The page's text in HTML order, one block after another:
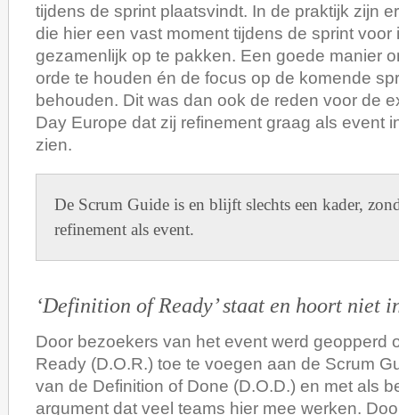
tijdens de sprint plaatsvindt. In de praktijk zijn
die hier een vast moment tijdens de sprint voor
gezamenlijk op te pakken. Een goede manier
orde te houden én de focus op de komende
behouden. Dit was dan ook de reden voor de
Day Europe dat zij refinement graag als event
zien.
De Scrum Guide is en blijft slechts een kader,
refinement als event.
‘Definition of Ready’ staat en hoort niet
Door bezoekers van het event werd geopperd
Ready (D.O.R.) toe te voegen aan de Scrum
van de Definition of Done (D.O.D.) en met als
argument dat veel teams hier mee werken.